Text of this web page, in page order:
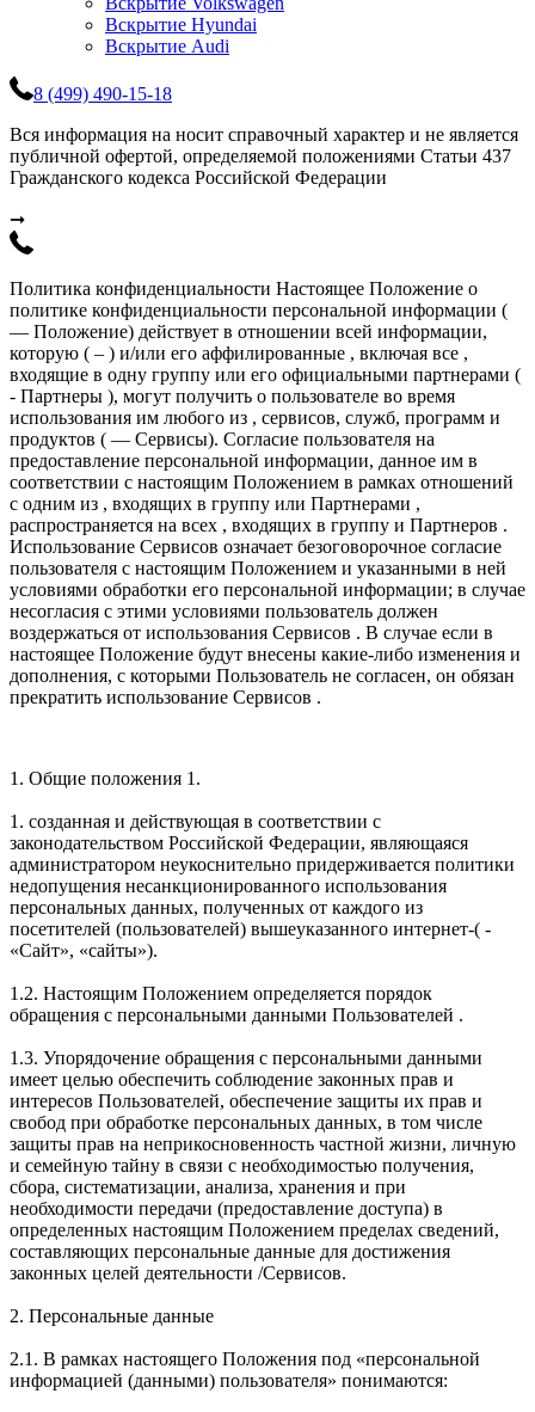
Вскрытие Hyundai
Вскрытие Audi
8 (499) 490-15-18
Вся информация на носит справочный характер и не является
публичной офертой, определяемой положениями Статьи 437
Гражданского кодекса Российской Федерации
➞
Политика конфиденциальности Настоящее Положение о
политике конфиденциальности персональной информации (
— Положение) действует в отношении всей информации,
которую ( – ) и/или его аффилированные , включая все ,
входящие в одну группу или его официальными партнерами (
- Партнеры ), могут получить о пользователе во время
использования им любого из , сервисов, служб, программ и
продуктов ( — Сервисы). Согласие пользователя на
предоставление персональной информации, данное им в
соответствии с настоящим Положением в рамках отношений
с одним из , входящих в группу или Партнерами ,
распространяется на всех , входящих в группу и Партнеров .
Использование Сервисов означает безоговорочное согласие
пользователя с настоящим Положением и указанными в ней
условиями обработки его персональной информации; в случае
несогласия с этими условиями пользователь должен
воздержаться от использования Сервисов . В случае если в
настоящее Положение будут внесены какие-либо изменения и
дополнения, с которыми Пользователь не согласен, он обязан
прекратить использование Сервисов .
1. Общие положения 1.
1. созданная и действующая в соответствии с
законодательством Российской Федерации, являющаяся
администратором неукоснительно придерживается политики
недопущения несанкционированного использования
персональных данных, полученных от каждого из
посетителей (пользователей) вышеуказанного интернет-( -
«Сайт», «сайты»).
1.2. Настоящим Положением определяется порядок
обращения с персональными данными Пользователей .
1.3. Упорядочение обращения с персональными данными
имеет целью обеспечить соблюдение законных прав и
интересов Пользователей, обеспечение защиты их прав и
свобод при обработке персональных данных, в том числе
защиты прав на неприкосновенность частной жизни, личную
и семейную тайну в связи с необходимостью получения,
сбора, систематизации, анализа, хранения и при
необходимости передачи (предоставление доступа) в
определенных настоящим Положением пределах сведений,
составляющих персональные данные для достижения
законных целей деятельности /Сервисов.
2. Персональные данные
2.1. В рамках настоящего Положения под «персональной
информацией (данными) пользователя» понимаются: